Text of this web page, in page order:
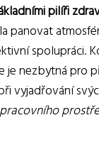
pilíři
spolupráci.
nezbytná pro
vyjadřování